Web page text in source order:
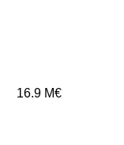
16.9 M€